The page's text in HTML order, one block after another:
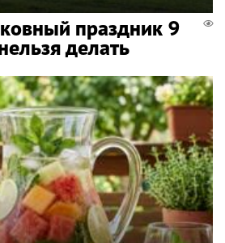
праздник 9
делать